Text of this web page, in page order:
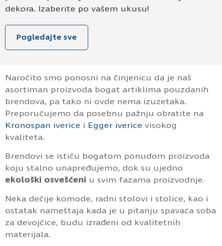
dekora. Izaberite po vašem ukusu!
Pogledajte sve
Naročito smo ponosni na činjenicu da je naš
asortiman proizvoda bogat artiklima pouzdanih
brendova, pa tako ni ovde nema izuzetaka.
Preporučujemo da posebnu pažnju obratite na
Kronospan iverice i Egger iverice visokog
kvaliteta.
Brendovi se ističu bogatom ponudom proizvoda
koju stalno unapređujemo, dok su ujedno
ekološki osvešćeni u svim fazama proizvodnje.
Neka dečije komode, radni stolovi i stolice, kao i
ostatak nameštaja kada je u pitanju spavaća soba
za devojčice, budu izrađeni od kvalitetnih
materijala.